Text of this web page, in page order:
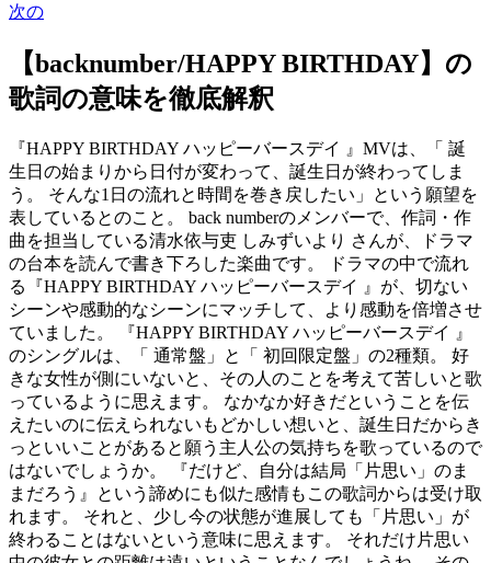
次の
【backnumber/HAPPY BIRTHDAY】の
歌詞の意味を徹底解釈
『HAPPY BIRTHDAY ハッピーバースデイ 』MVは、「 誕
生日の始まりから日付が変わって、誕生日が終わってしま
う。 そんな1日の流れと時間を巻き戻したい」という願望を
表しているとのこと。 back numberのメンバーで、作詞・作
曲を担当している清水依与吏 しみずいより さんが、ドラマ
の台本を読んで書き下ろした楽曲です。 ドラマの中で流れ
る『HAPPY BIRTHDAY ハッピーバースデイ 』が、切ない
シーンや感動的なシーンにマッチして、より感動を倍増させ
ていました。 『HAPPY BIRTHDAY ハッピーバースデイ 』
のシングルは、「 通常盤」と「 初回限定盤」の2種類。 好
きな女性が側にいないと、その人のことを考えて苦しいと歌
っているように思えます。 なかなか好きだということを伝
えたいのに伝えられないもどかしい想いと、誕生日だからき
っといいことがあると願う主人公の気持ちを歌っているので
はないでしょうか。 『だけど、自分は結局「片思い」のま
まだろう』という諦めにも似た感情もこの歌詞からは受け取
れます。 それと、少し今の状態が進展しても「片思い」が
終わることはないという意味に思えます。 それだけ片思い